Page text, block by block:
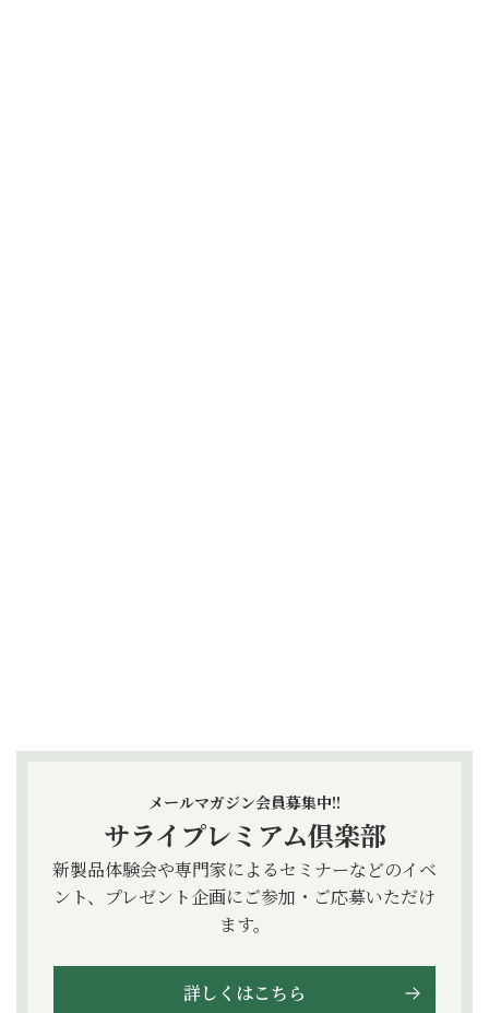
メールマガジン会員募集中!!
サライプレミアム倶楽部
新製品体験会や専門家によるセミナーなどのイベ
ント、プレゼント企画にご参加・ご応募いただけ
ます。
詳しくはこちら